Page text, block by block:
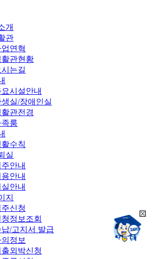
개
관
연혁
활관현황
시는길
요시설안내
생실/장애인실
관전경
족룸
수칙
실
주안내
용안내
실안내
지
주신청
청정보조회
납/고지서 발급
의정보
출외박신청
챗봇상담:
24시
채팅상담:
9시~18시
희